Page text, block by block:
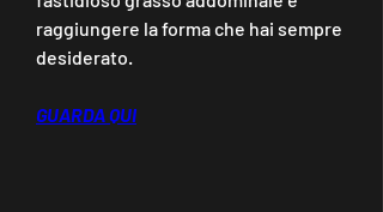
raggiungere la forma che hai sempre
desiderato.
GUARDA QUI